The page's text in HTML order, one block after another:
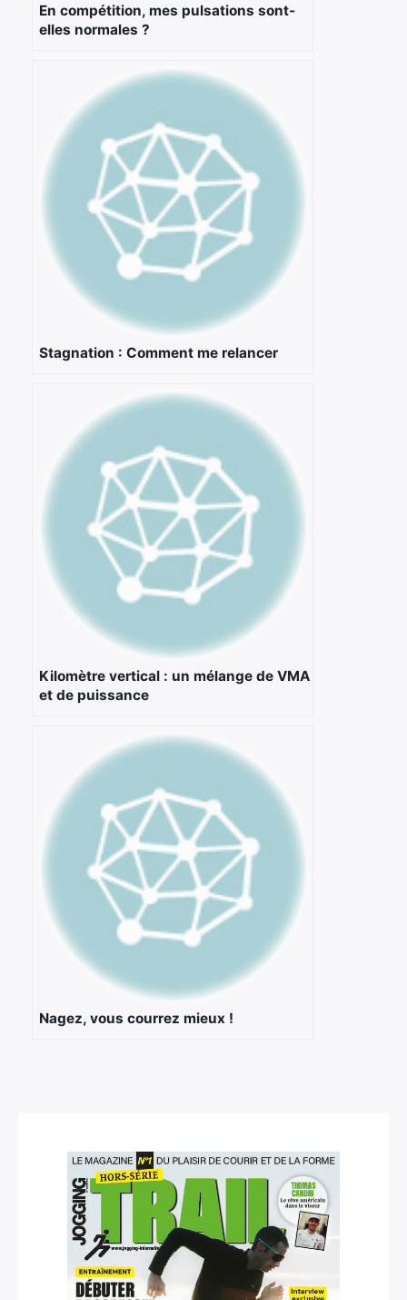
En compétition, mes pulsations sont-
elles normales ?
Stagnation : Comment me relancer
Kilomètre vertical : un mélange de VMA
et de puissance
Nagez, vous courrez mieux !
Rechercher
: